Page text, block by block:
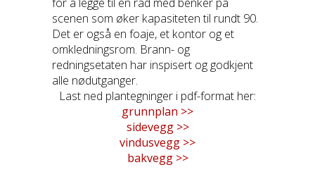
scenen som øker kapasiteten til rundt 90.
Det er også en foaje, et kontor og et
omkledningsrom. Brann- og
redningsetaten har inspisert og godkjent
alle nødutganger.
Last ned plantegninger i pdf-format her:
grunnplan >>
sidevegg >>
vindusvegg >>
bakvegg >>